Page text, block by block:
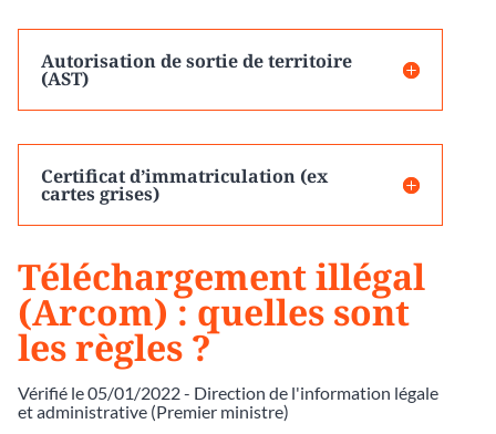
Autorisation de sortie de territoire
(AST)
Certificat d’immatriculation (ex
cartes grises)
Téléchargement illégal
(Arcom) : quelles sont
les règles ?
Vérifié le 05/01/2022 - Direction de l'information légale
et administrative (Premier ministre)